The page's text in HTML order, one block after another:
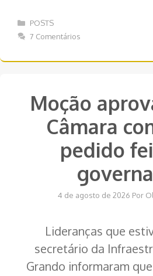
Categorias
POSTS
7 Comentários
Moção
Câmara
pedido
4 de agosto de 2026 Por
Lideranças que
secretário da
Grando informaram